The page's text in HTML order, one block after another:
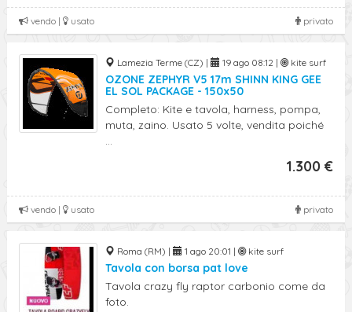
privato
vendo | usato
Lamezia Terme (CZ) | 19 ago 08:12 | kite surf
OZONE ZEPHYR V5 17m SHINN KING GEE
EL SOL PACKAGE - 150x50
Completo: Kite e tavola, harness, pompa,
muta, zaino. Usato 5 volte, vendita poiché
...
1.300 €
privato
vendo | usato
Roma (RM) | 1 ago 20:01 | kite surf
Tavola con borsa pat love
Tavola crazy fly raptor carbonio come da
foto.